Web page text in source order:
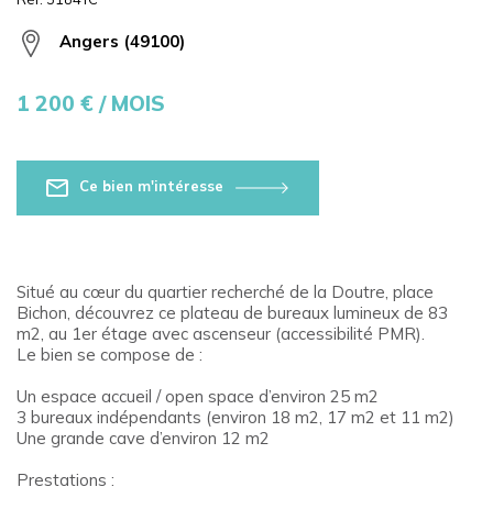
Angers (49100)
1 200 € / MOIS
Ce bien m'intéresse
Situé au cœur du quartier recherché de la Doutre, place
Bichon, découvrez ce plateau de bureaux lumineux de 83
m2, au 1er étage avec ascenseur (accessibilité PMR).
Le bien se compose de :
Un espace accueil / open space d’environ 25 m2
3 bureaux indépendants (environ 18 m2, 17 m2 et 11 m2)
Une grande cave d’environ 12 m2
Prestations :